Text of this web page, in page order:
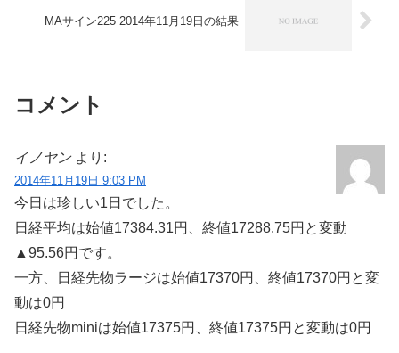
MAサイン225 2014年11月19日の結果
コメント
イノヤン より:
2014年11月19日 9:03 PM
今日は珍しい1日でした。
日経平均は始値17384.31円、終値17288.75円と変動
▲95.56円です。
一方、日経先物ラージは始値17370円、終値17370円と変
動は0円
日経先物miniは始値17375円、終値17375円と変動は0円